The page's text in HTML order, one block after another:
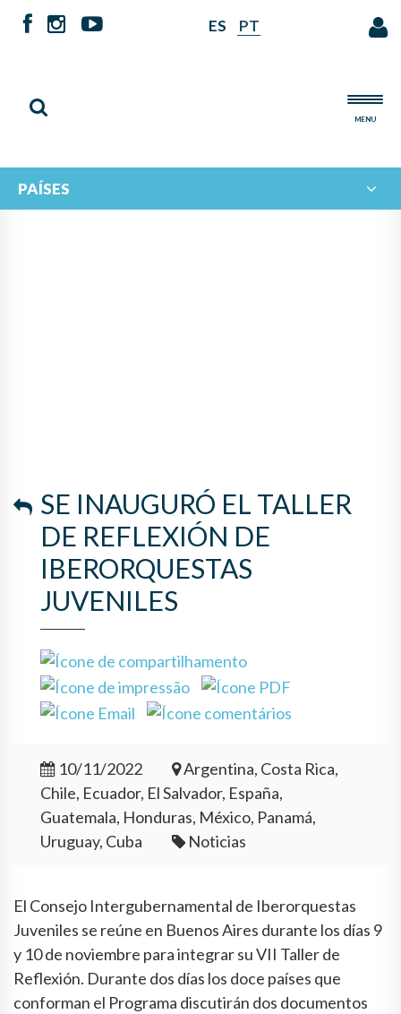
ES PT
MENU
PAÍSES
SE INAUGURÓ EL TALLER
DE REFLEXIÓN DE
IBERORQUESTAS
JUVENILES
10/11/2022
Argentina, Costa Rica,
Chile, Ecuador, El Salvador, España,
Guatemala, Honduras, México, Panamá,
Uruguay, Cuba
Noticias
El Consejo Intergubernamental de Iberorquestas
Juveniles se reúne en Buenos Aires durante los días 9
y 10 de noviembre para integrar su VII Taller de
Reflexión. Durante dos días los doce países que
conforman el Programa discutirán dos documentos